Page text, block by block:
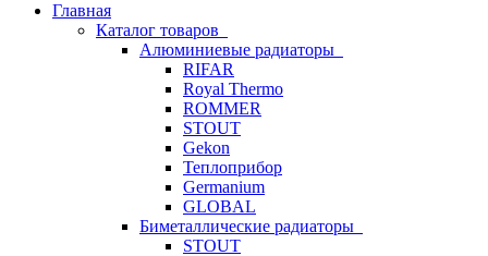
Главная
Каталог товаров
Алюминиевые радиаторы
RIFAR
Royal Thermo
ROMMER
STOUT
Gekon
Теплоприбор
Germanium
GLOBAL
Биметаллические радиаторы
STOUT